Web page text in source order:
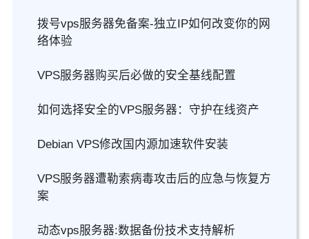
拨号vps服务器免备案-独立IP如何改变你的网
络体验
VPS服务器购买后必做的安全基线配置
如何选择安全的VPS服务器：守护在线资产
Debian VPS修改国内源加速软件安装
VPS服务器遭勒索病毒攻击后的应急与恢复方
案
动态vps服务器:数据备份技术支持解析